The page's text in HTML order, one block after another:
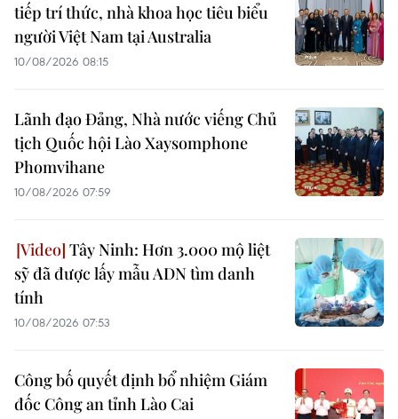
tiếp trí thức, nhà khoa học tiêu biểu
người Việt Nam tại Australia
10/08/2026 08:15
Lãnh đạo Đảng, Nhà nước viếng Chủ
tịch Quốc hội Lào Xaysomphone
Phomvihane
10/08/2026 07:59
Tây Ninh: Hơn 3.000 mộ liệt
sỹ đã được lấy mẫu ADN tìm danh
tính
10/08/2026 07:53
Công bố quyết định bổ nhiệm Giám
đốc Công an tỉnh Lào Cai